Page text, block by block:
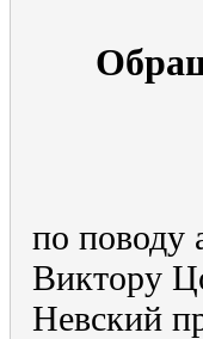
по поводу
Виктору
Невский